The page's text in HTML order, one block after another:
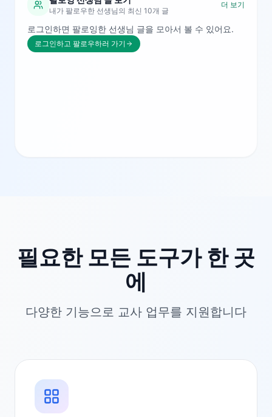
내가 팔로우한 선생님의 최신 10개 글
더 보기
로그인하면 팔로잉한 선생님 글을 모아서 볼 수 있어요.
로그인하고 팔로우하러 가기
필요한 모든 도구가 한 곳
에
다양한 기능으로 교사 업무를 지원합니다